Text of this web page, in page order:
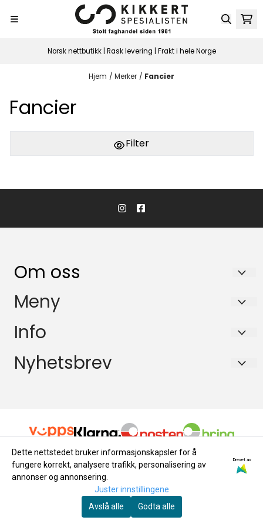
Norsk nettbutikk | Rask levering | Frakt i hele Norge
Hjem / Merker / Fancier
Fancier
Filter
Om oss
KikkertSpesialisten AS
Ingvald Ystgaards veg 15
7047 Trondheim
Org. nr. 971146761
Meny
Salgsbetingelser
Miljøprofil
Info
Salgsbetingelser
Personvern
Nyhetsbrev
Dette nettstedet bruker informasjonskapsler for å
fungere korrekt, analysere trafikk, personalisering av
annonser og annonsering.
Drevet av
Juster innstillingene
Avslå alle
Godta alle